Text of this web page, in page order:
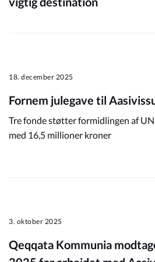
18. december 2025
Fornem julegave til
Tre fonde støtter formidlingen af
med 16,5 millioner kroner
3. oktober 2025
Qeqqata Kommunia